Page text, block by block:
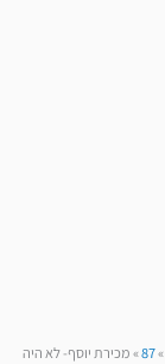
»
87
»מכירת יוסף- לא היה